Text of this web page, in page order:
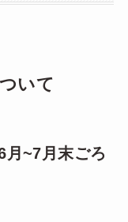
いて
月~7月末ごろ